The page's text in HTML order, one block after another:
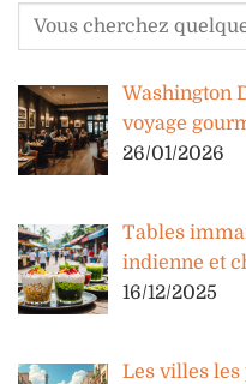
Washington
voyage
26/01/2026
Tables
indienne et
16/12/2025
Les villes les